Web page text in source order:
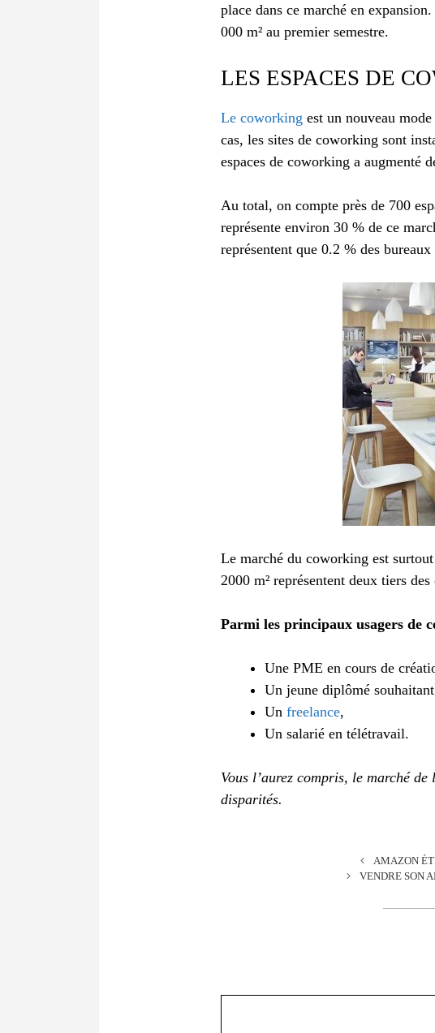
place dans ce marché en
000 m² au premier semestre.
LES ESPACES DE
Le coworking est un nouveau
cas, les sites de coworking sont
espaces de coworking a augmenté
Au total, on compte près de 700
représente environ 30 % de ce
représentent que 0.2 % des
Le marché du coworking est
2000 m² représentent deux tiers
Parmi les principaux usagers de
Une PME en cours de
Un jeune diplômé
Un freelance,
Un salarié en télétravail.
Vous l’aurez compris, le marché
disparités.
AMAZON
VENDRE SON